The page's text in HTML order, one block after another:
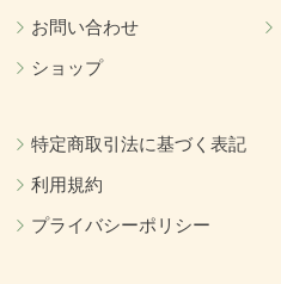
お問い合わせ
ショップ
特定商取引法に基づく表記
利用規約
プライバシーポリシー